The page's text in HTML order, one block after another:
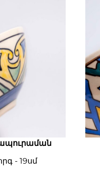
- 19սմ